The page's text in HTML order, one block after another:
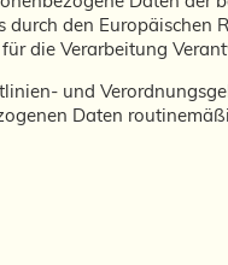
den Europäischen
die Verarbeitung
und
Daten